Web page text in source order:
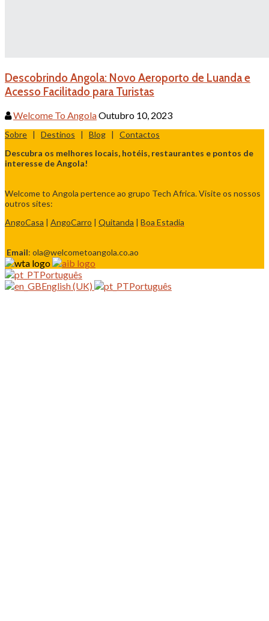
Descobrindo Angola: Novo Aeroporto de Luanda e
Acesso Facilitado para Turistas
Welcome To AngolaOutubro 10, 2023
Sobre | Destinos | Blog | Contactos
Descubra os melhores locais, hotéis, restaurantes e pontos de
interesse de Angola!
Welcome to Angola pertence ao grupo Tech Africa. Visite os nossos
outros sites:
AngoCasa | AngoCarro | Quitanda | Boa Estadia
Email: ola@welcometoangola.co.ao
Português
English (UK)
Português